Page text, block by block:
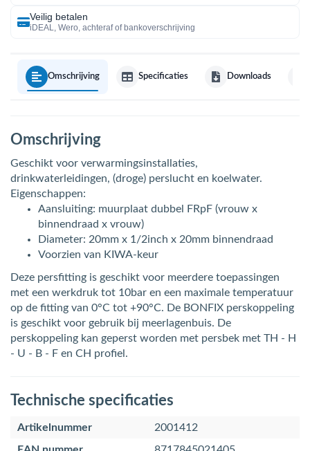
Veilig betalen
iDEAL, Wero, achteraf of bankoverschrijving
Omschrijving Specificaties Downloads
Omschrijving
Geschikt voor verwarmingsinstallaties,
drinkwaterleidingen, (droge) perslucht en koelwater.
Eigenschappen:
Aansluiting: muurplaat dubbel FRpF (vrouw x
binnendraad x vrouw)
Diameter: 20mm x 1/2inch x 20mm binnendraad
Voorzien van KIWA-keur
Deze persfitting is geschikt voor meerdere toepassingen
met een werkdruk tot 10bar en een maximale temperatuur
op de fitting van 0°C tot +90°C. De BONFIX perskoppeling
is geschikt voor gebruik bij meerlagenbuis. De
perskoppeling kan geperst worden met persbek met TH - H
- U - B - F en CH profiel.
Technische specificaties
Artikelnummer
2001412